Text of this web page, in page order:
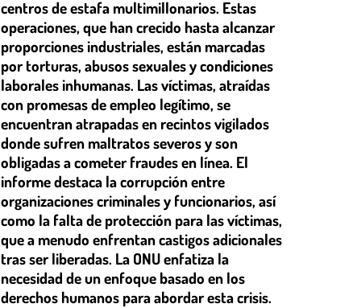
centros de estafa multimillonarios. Estas
operaciones, que han crecido hasta alcanzar
proporciones industriales, están marcadas
por torturas, abusos sexuales y condiciones
laborales inhumanas. Las víctimas, atraídas
con promesas de empleo legítimo, se
encuentran atrapadas en recintos vigilados
donde sufren maltratos severos y son
obligadas a cometer fraudes en línea. El
informe destaca la corrupción entre
organizaciones criminales y funcionarios, así
como la falta de protección para las víctimas,
que a menudo enfrentan castigos adicionales
tras ser liberadas. La ONU enfatiza la
necesidad de un enfoque basado en los
derechos humanos para abordar esta crisis.